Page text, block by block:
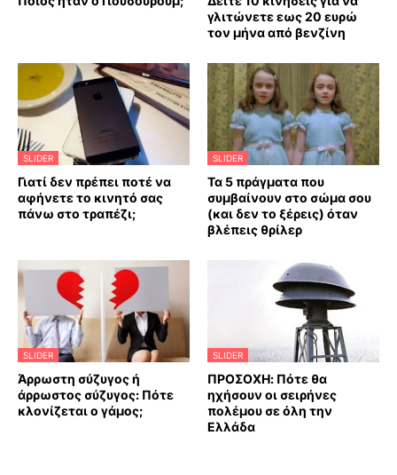
γλιτώνετε εως 20 ευρώ
τον μήνα από βενζίνη
SLIDER
Γιατί δεν πρέπει ποτέ να
αφήνετε το κινητό σας
πάνω στο τραπέζι;
SLIDER
Τα 5 πράγματα που
συμβαίνουν στο σώμα σου
(και δεν το ξέρεις) όταν
βλέπεις θρίλερ
SLIDER
Άρρωστη σύζυγος ή
άρρωστος σύζυγος: Πότε
κλονίζεται ο γάμος;
SLIDER
ΠΡΟΣΟΧΗ: Πότε θα
ηχήσουν οι σειρήνες
πολέμου σε όλη την
Ελλάδα